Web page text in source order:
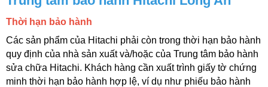
Thời hạn bảo hành
Các sản phẩm của Hitachi phải còn trong thời hạn bảo hành
quy định của nhà sản xuất và/hoặc của Trung tâm bảo hành
sửa chữa Hitachi. Khách hàng cần xuất trình giấy tờ chứng
minh thời hạn bảo hành hợp lệ, ví dụ như phiếu bảo hành